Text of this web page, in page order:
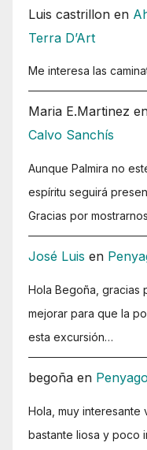
Luis castrillon en
Terra D’Art
Me interesa las
Maria E.Martinez
Calvo Sanchís
Aunque Palmira no
espíritu seguirá
Gracias por
José Luis en
Hola Begoña, gracias
mejorar para que la
esta excursión…
begoña en
Hola, muy interesante
bastante liosa y poco